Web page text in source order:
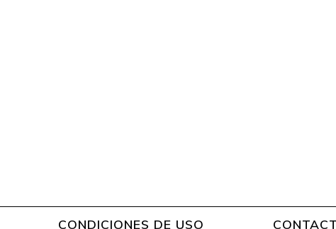
CONDICIONES DE USO